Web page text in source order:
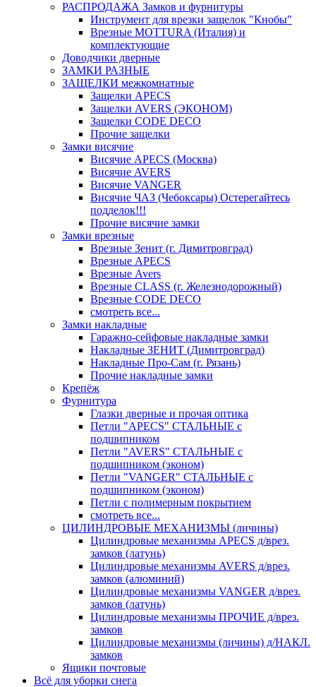
РАСПРОДАЖА Замков и фурнитуры
Инструмент для врезки защелок "Кнобы"
Врезные MOTTURA (Италия) и
комплектующие
Доводчики дверные
ЗАМКИ РАЗНЫЕ
ЗАЩЕЛКИ межкомнатные
Защелки APECS
Защелки AVERS (ЭКОНОМ)
Защелки CODE DECO
Прочие защелки
Замки висячие
Висячие APECS (Москва)
Висячие AVERS
Висячие VANGER
Висячие ЧАЗ (Чебоксары) Остерегайтесь
подделок!!!
Прочие висячие замки
Замки врезные
Врезные Зенит (г. Димитровград)
Врезные APECS
Врезные Avers
Врезные CLASS (г. Железнодорожный)
Врезные CODE DECO
смотреть все...
Замки накладные
Гаражно-сейфовые накладные замки
Накладные ЗЕНИТ (Димитровград)
Накладные Про-Сам (г. Рязань)
Прочие накладные замки
Крепёж
Фурнитура
Глазки дверные и прочая оптика
Петли "APECS" СТАЛЬНЫЕ с
подшипником
Петли "AVERS" СТАЛЬНЫЕ с
подшипником (эконом)
Петли "VANGER" СТАЛЬНЫЕ с
подшипником (эконом)
Петли с полимерным покрытием
смотреть все...
ЦИЛИНДРОВЫЕ МЕХАНИЗМЫ (личины)
Цилиндровые механизмы APECS д/врез.
замков (латунь)
Цилиндровые механизмы AVERS д/врез.
замков (алюминий)
Цилиндровые механизмы VANGER д/врез.
замков (латунь)
Цилиндровые механизмы ПРОЧИЕ д/врез.
замков
Цилиндровые механизмы (личины) д/НАКЛ.
замков
Ящики почтовые
Всё для уборки снега